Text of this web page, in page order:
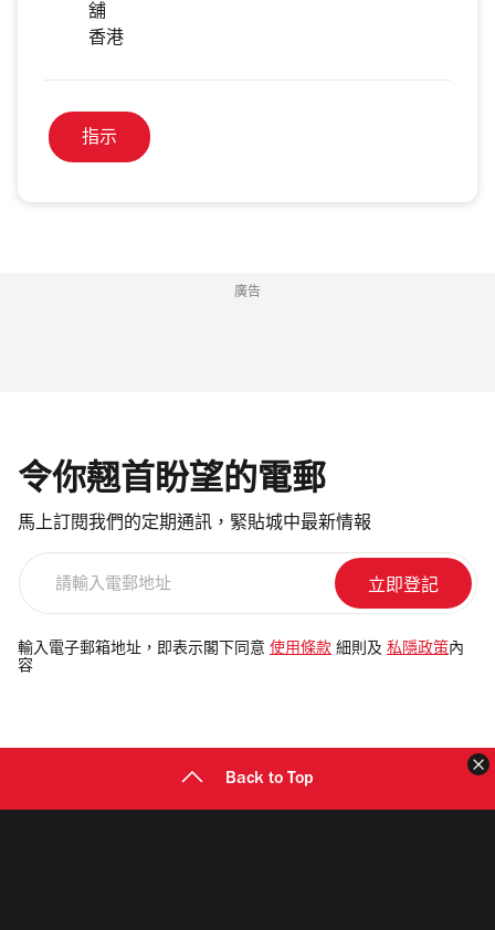
舖
香港
指示
廣告
令你翹首盼望的電郵
馬上訂閱我們的定期通訊，緊貼城中最新情報
電
郵
輸入電子郵箱地址，即表示閣下同意 使用條款 細則及 私隱政策 內
容
Back to Top